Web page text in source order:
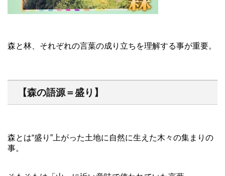
森と林、それぞれの言葉の成り立ちを理解する事が重要。
【森の語源＝盛り】
森とは“盛り”上がった土地に自然に生えた木々の集まりの
事。